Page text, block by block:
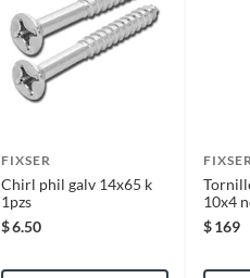
FIXSER
Chirl phil galv 14x65 k
1pzs
$6.50
10x4
$169